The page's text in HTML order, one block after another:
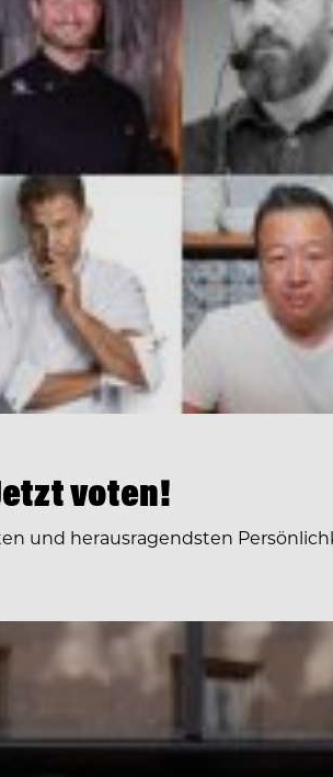
voten!
und herausragendsten